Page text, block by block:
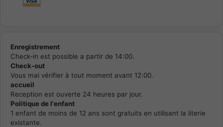
Enregistrement
Check-in est possible a partir de 14:00.
Check-out
Vous mai vérifier à tout moment avant 12:00.
accueil
Reception est ouverte 24 heures par jour.
Politique de l'enfant
1 enfant de moins de 12 ans sont gratuits en utilisant la literie
existante.